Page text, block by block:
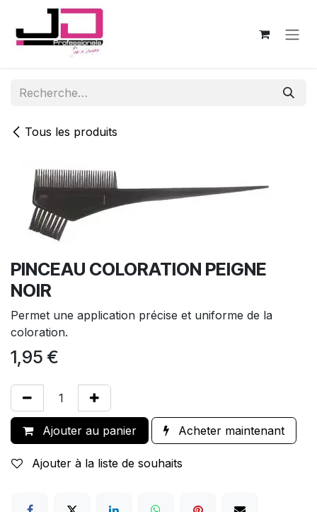
Se rendre au contenu
Tous les produits
PINCEAU COLORATION PEIGNE
NOIR
Permet une application précise et uniforme de la
coloration.
1,95 €
Ajouter au panier Acheter maintenant
Ajouter à la liste de souhaits